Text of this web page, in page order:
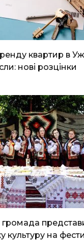
квартир в
нові розцінки
громада
культуру на